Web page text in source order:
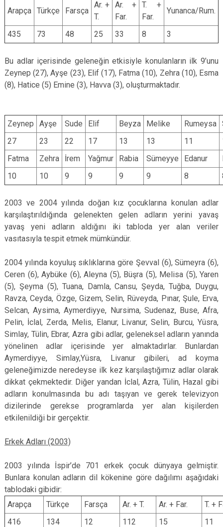
Arapça Türkçe Farsça
Ar. +
T.
Ar. +
Far.
T. +
Far.
Yunanca/Rum.
435 73 48 25 33 8 3
Bu adlar içerisinde geleneğin etkisiyle konulanların ilk 9’unu
Zeynep (27), Ayşe (23), Elif (17), Fatma (10), Zehra (10), Esma
(8), Hatice (5) Emine (3), Havva (3), oluşturmaktadır.
Zeynep Ayşe Sude Elif Beyza Melike Rumeysa
27
23 22 17 13 13 11
Fatma
Zehra İrem Yağmur Rabia Sümeyye Edanur
10
10 9 9 9 9 8
2003 ve 2004 yılında doğan kız çocuklarına konulan adlar
karşılaştırıldığında gelenekten gelen adların yerini yavaş
yavaş yeni adların aldığını iki tabloda yer alan veriler
vasıtasıyla tespit etmek mümkündür.
2004 yılında koyuluş sıklıklarına göre Şevval (6), Sümeyra (6),
Ceren (6), Aybüke (6), Aleyna (5), Büşra (5), Melisa (5), Yaren
(5), Şeyma (5), Tuana, Damla, Cansu, Şeyda, Tuğba, Duygu,
Ravza, Ceyda, Özge, Gizem, Selin, Rüveyda, Pınar, Şule, Erva,
Selcan, Aysima, Aymerdiyye, Nursima, Sudenaz, Buse, Afra,
Pelin, İclal, Zerda, Melis, Elanur, Livanur, Selin, Burcu, Yüsra,
Simlay, Tülin, Ebrar, Azra gibi adlar, geleneksel adların yanında
yönelinen adlar içerisinde yer almaktadırlar. Bunlardan
Aymerdiyye, Simlay,Yüsra, Livanur gibileri, ad koyma
geleneğimizde neredeyse ilk kez karşılaştığımız adlar olarak
dikkat çekmektedir. Diğer yandan İclal, Azra, Tülin, Hazal gibi
adların konulmasında bu adı taşıyan ve gerek televizyon
dizilerinde gerekse programlarda yer alan kişilerden
etkilenildiği bir gerçektir.
Erkek Adları (2003)
2003 yılında İspir’de 701 erkek çocuk dünyaya gelmiştir.
Bunlara konulan adların dil kökenine göre dağılımı aşağıdaki
tablodaki gibidir:
Arapça
Türkçe Farsça Ar. + T. Ar. + Far.
T. +
416
134 12 112 15 11